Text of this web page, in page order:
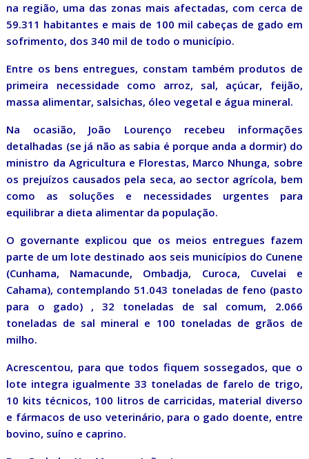
na região, uma das zonas mais afectadas, com cerca de
59.311 habitantes e mais de 100 mil cabeças de gado em
sofrimento, dos 340 mil de todo o município.
Entre os bens entregues, constam também produtos de
primeira necessidade como arroz, sal, açúcar, feijão,
massa alimentar, salsichas, óleo vegetal e água mineral.
Na ocasião, João Lourenço recebeu informações
detalhadas (se já não as sabia é porque anda a dormir) do
ministro da Agricultura e Florestas, Marco Nhunga, sobre
os prejuízos causados pela seca, ao sector agrícola, bem
como as soluções e necessidades urgentes para
equilibrar a dieta alimentar da população.
O governante explicou que os meios entregues fazem
parte de um lote destinado aos seis municípios do Cunene
(Cunhama, Namacunde, Ombadja, Curoca, Cuvelai e
Cahama), contemplando 51.043 toneladas de feno (pasto
para o gado) , 32 toneladas de sal comum, 2.066
toneladas de sal mineral e 100 toneladas de grãos de
milho.
Acrescentou, para que todos fiquem sossegados, que o
lote integra igualmente 33 toneladas de farelo de trigo,
10 kits técnicos, 100 litros de carricidas, material diverso
e fármacos de uso veterinário, para o gado doente, entre
bovino, suíno e caprino.